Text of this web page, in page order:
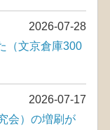
2026-07-28
（文京倉庫300
2026-07-17
会）の増刷が